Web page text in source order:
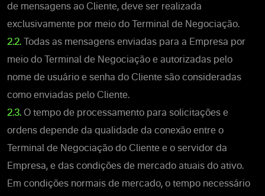
de mensagens ao Cliente, deve ser realizada
exclusivamente por meio do Terminal de Negociação.
2.2. Todas as mensagens enviadas para a Empresa por
meio do Terminal de Negociação e autorizadas pelo
nome de usuário e senha do Cliente são consideradas
como enviadas pelo Cliente.
2.3. O tempo de processamento para solicitações e
ordens depende da qualidade da conexão entre o
Terminal de Negociação do Cliente e o servidor da
Empresa, e das condições de mercado atuais do ativo.
Em condições normais de mercado, o tempo necessário